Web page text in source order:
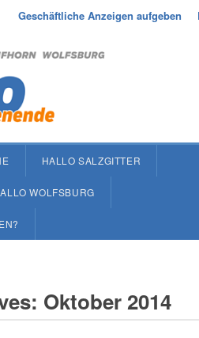
Geschäftliche Anzeigen aufgeben
HALLO SALZGITTER
WOLFSBURG
Oktober 2014